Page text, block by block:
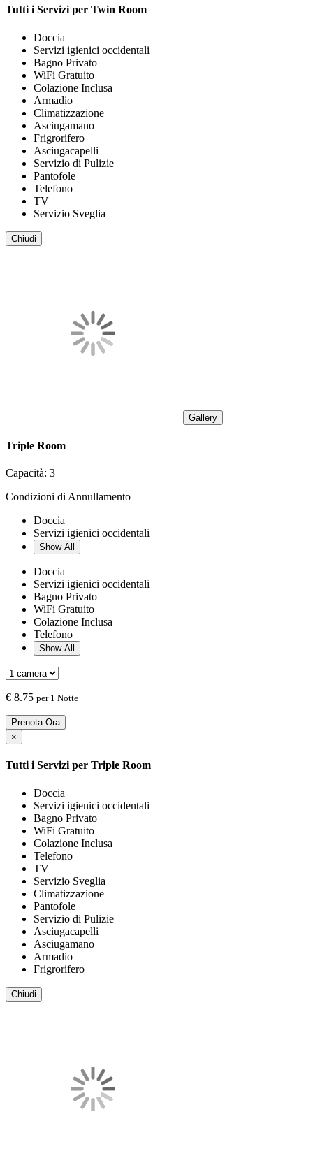
Tutti i Servizi per Twin Room
Doccia
Servizi igienici occidentali
Bagno Privato
WiFi Gratuito
Colazione Inclusa
Armadio
Climatizzazione
Asciugamano
Frigrorifero
Asciugacapelli
Servizio di Pulizie
Pantofole
Telefono
TV
Servizio Sveglia
Chiudi
Gallery
Triple Room
Capacità: 3
Condizioni di Annullamento
Doccia
Servizi igienici occidentali
Show All
Doccia
Servizi igienici occidentali
Bagno Privato
WiFi Gratuito
Colazione Inclusa
Telefono
Show All
€ 8.75 per 1 Notte
Prenota Ora
×
Tutti i Servizi per Triple Room
Doccia
Servizi igienici occidentali
Bagno Privato
WiFi Gratuito
Colazione Inclusa
Telefono
TV
Servizio Sveglia
Climatizzazione
Pantofole
Servizio di Pulizie
Asciugacapelli
Asciugamano
Armadio
Frigrorifero
Chiudi